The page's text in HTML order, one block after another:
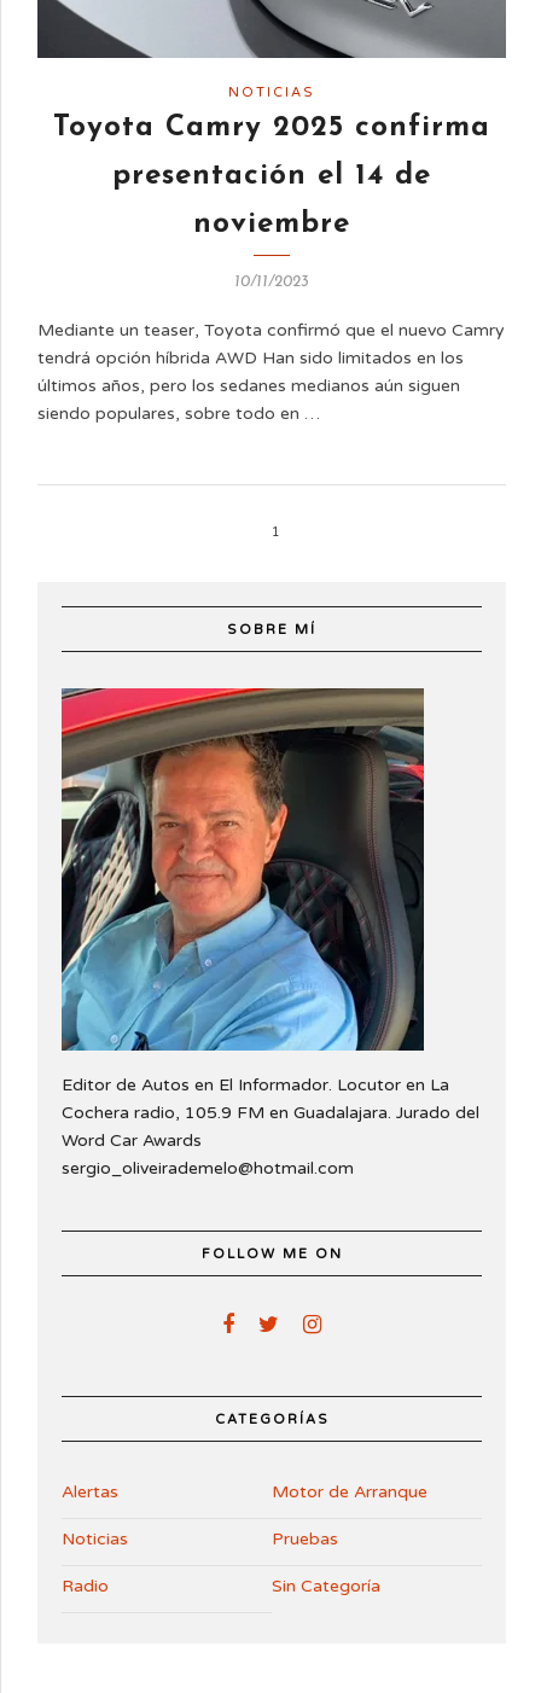
NOTICIAS
Toyota Camry 2025 confirma
presentación el 14 de
noviembre
10/11/2023
Mediante un teaser, Toyota confirmó que el nuevo Camry
tendrá opción híbrida AWD Han sido limitados en los
últimos años, pero los sedanes medianos aún siguen
siendo populares, sobre todo en …
1
SOBRE MÍ
Editor de Autos en El Informador. Locutor en La
Cochera radio, 105.9 FM en Guadalajara. Jurado del
Word Car Awards
sergio_oliveirademelo@hotmail.com
FOLLOW ME ON
CATEGORÍAS
Alertas Motor de Arranque
Noticias Pruebas
Radio Sin Categoría